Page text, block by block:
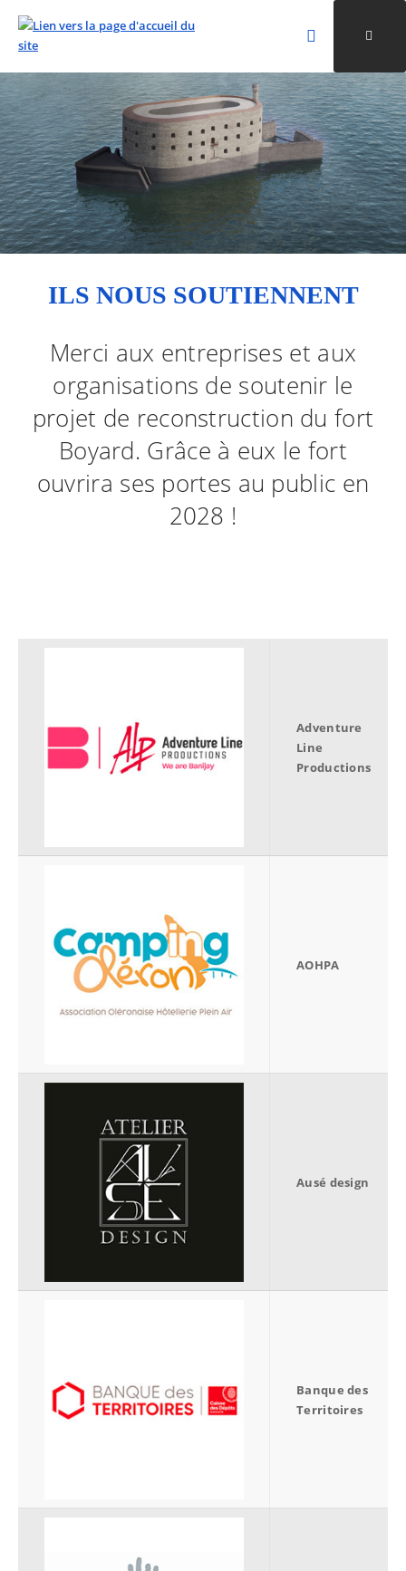
ALLER AU CONTENU
ALLER AU MENU
ALLER À LA RECHERCHE
Rechercher
Valider la
ILS NOUS SOUTIENNENT
Merci aux entreprises et aux
organisations de soutenir le
projet de reconstruction du fort
Boyard. Grâce à eux le fort
ouvrira ses portes au public en
2028 !
Adventure
Line
Productions
AOHPA
Ausé design
Banque des
Territoires